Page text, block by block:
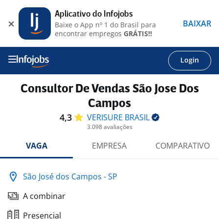
Login
Consultor De Vendas São Jose Dos
Campos
4,3 VERISURE BRASIL
3.098 avaliações
VAGA EMPRESA COMPARATIVO
São José dos Campos - SP
A combinar
Presencial
Aplicativo do Infojobs
Baixe o App nº 1 do Brasil para
encontrar empregos GRÁTIS!!
BAIXAR